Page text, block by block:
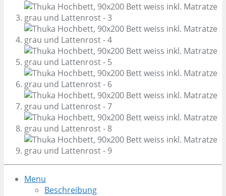
Menu
Beschreibung